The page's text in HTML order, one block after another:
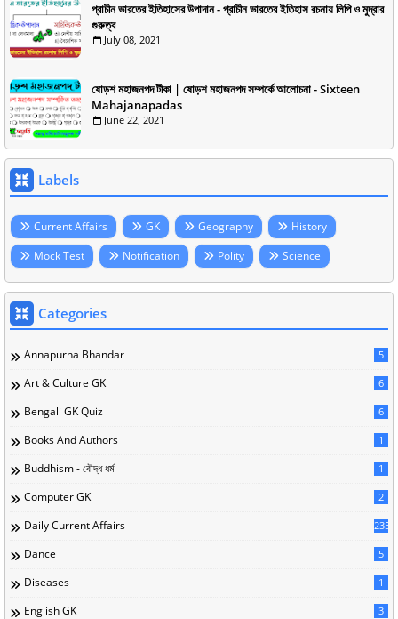
প্রাচীন ভারতের ইতিহাসের উপাদান - প্রাচীন ভারতের ইতিহাস রচনায় লিপি ও মুদ্রার
গুরুত্ব
July 08, 2021
ষোড়শ মহাজনপদ টীকা | ষোড়শ মহাজনপদ সম্পর্কে আলোচনা - Sixteen
Mahajanapadas
June 22, 2021
Labels
Current Affairs GK Geography
History
Mock Test
Notification Polity Science
Categories
Annapurna Bhandar 5
Art & Culture GK 6
Bengali GK Quiz 6
Books And Authors 1
Buddhism - বৌদ্ধ ধর্ম 1
Computer GK 2
Daily Current Affairs 235
Dance 5
Diseases 1
English GK 3